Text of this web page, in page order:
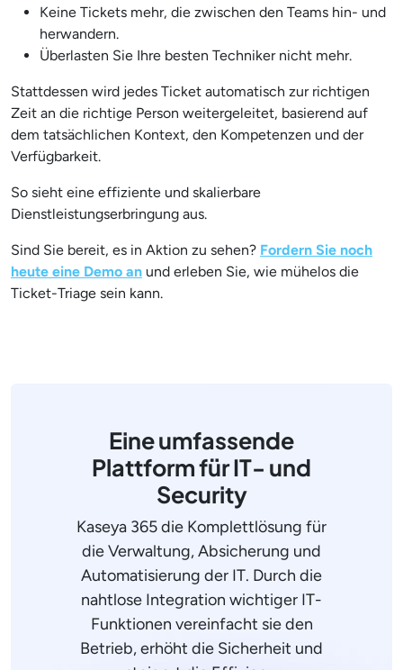
Keine Tickets mehr, die zwischen den Teams hin- und
herwandern.
Überlasten Sie Ihre besten Techniker nicht mehr.
Stattdessen wird jedes Ticket automatisch zur richtigen
Zeit an die richtige Person weitergeleitet, basierend auf
dem tatsächlichen Kontext, den Kompetenzen und der
Verfügbarkeit.
So sieht eine effiziente und skalierbare
Dienstleistungserbringung aus.
Sind Sie bereit, es in Aktion zu sehen? Fordern Sie noch
heute eine Demo an und erleben Sie, wie mühelos die
Ticket-Triage sein kann.
Eine umfassende
Plattform für IT- und
Security
Kaseya 365 die Komplettlösung für
die Verwaltung, Absicherung und
Automatisierung der IT. Durch die
nahtlose Integration wichtiger IT-
Funktionen vereinfacht sie den
Betrieb, erhöht die Sicherheit und